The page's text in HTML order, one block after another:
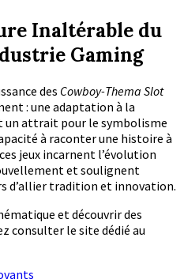
Inaltérable du
Gaming
des Cowboy-Thema Slot
: une adaptation à la
un attrait pour le symbolisme
à raconter une histoire à
jeux incarnent l’évolution
et soulignent
d’allier tradition et innovation.
et découvrir des
consulter le site dédié au